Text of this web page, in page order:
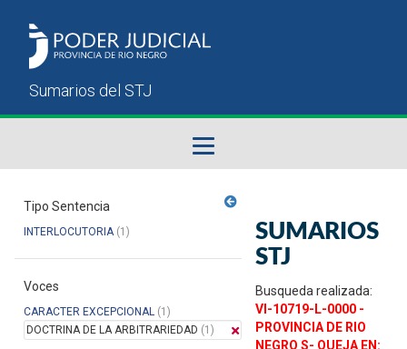
Sumarios del STJ
Manual del Usuario
Tipo Sentencia
INTERLOCUTORIA(1)
Voces
CARACTER EXCEPCIONAL (1)
DOCTRINA DE LA ARBITRARIEDAD (1)
SUMARIOS
STJ
Busqueda realizada:
VI-10719-L-0000 -
PROVINCIA DE RIO
NEGRO S- QUEJA EN: